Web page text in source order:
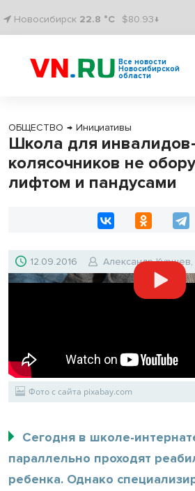
Новосибирск 22.8 °C $80.93↓
Все новости
Новосибирской
области
ОБЩЕСТВО → Инициативы
Школа для инвалидов-
колясочников не
лифтом и пандусами
12.09.2016 Александр
Фото с сайта pixabay.com
Сегодня в школе-
параллельно проходят
ребенка. Однако